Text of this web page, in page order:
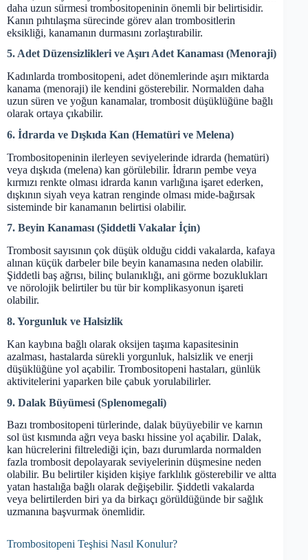
daha uzun sürmesi trombositopeninin önemli bir belirtisidir.
Kanın pıhtılaşma sürecinde görev alan trombositlerin
eksikliği, kanamanın durmasını zorlaştırabilir.
5. Adet Düzensizlikleri ve Aşırı Adet Kanaması (Menoraji)
Kadınlarda trombositopeni, adet dönemlerinde aşırı miktarda
kanama (menoraji) ile kendini gösterebilir. Normalden daha
uzun süren ve yoğun kanamalar, trombosit düşüklüğüne bağlı
olarak ortaya çıkabilir.
6. İdrarda ve Dışkıda Kan (Hematüri ve Melena)
Trombositopeninin ilerleyen seviyelerinde idrarda (hematüri)
veya dışkıda (melena) kan görülebilir. İdrarın pembe veya
kırmızı renkte olması idrarda kanın varlığına işaret ederken,
dışkının siyah veya katran renginde olması mide-bağırsak
sisteminde bir kanamanın belirtisi olabilir.
7. Beyin Kanaması (Şiddetli Vakalar İçin)
Trombosit sayısının çok düşük olduğu ciddi vakalarda, kafaya
alınan küçük darbeler bile beyin kanamasına neden olabilir.
Şiddetli baş ağrısı, bilinç bulanıklığı, ani görme bozuklukları
ve nörolojik belirtiler bu tür bir komplikasyonun işareti
olabilir.
8. Yorgunluk ve Halsizlik
Kan kaybına bağlı olarak oksijen taşıma kapasitesinin
azalması, hastalarda sürekli yorgunluk, halsizlik ve enerji
düşüklüğüne yol açabilir. Trombositopeni hastaları, günlük
aktivitelerini yaparken bile çabuk yorulabilirler.
9. Dalak Büyümesi (Splenomegali)
Bazı trombositopeni türlerinde, dalak büyüyebilir ve karnın
sol üst kısmında ağrı veya baskı hissine yol açabilir. Dalak,
kan hücrelerini filtrelediği için, bazı durumlarda normalden
fazla trombosit depolayarak seviyelerinin düşmesine neden
olabilir. Bu belirtiler kişiden kişiye farklılık gösterebilir ve altta
yatan hastalığa bağlı olarak değişebilir. Şiddetli vakalarda
veya belirtilerden biri ya da birkaçı görüldüğünde bir sağlık
uzmanına başvurmak önemlidir.
Trombositopeni Teşhisi Nasıl Konulur?